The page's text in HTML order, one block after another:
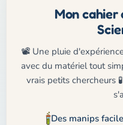
Mon cahier
📽️ Une pluie
avec du matériel tout
vrais petits chercheurs
Des manips